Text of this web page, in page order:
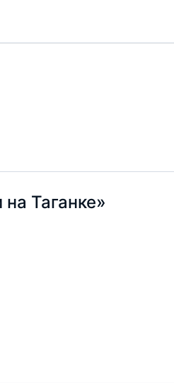
Таганке»